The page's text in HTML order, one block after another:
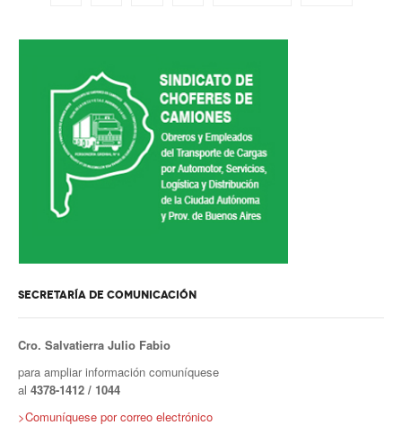
SECRETARÍA DE COMUNICACIÓN
Cro. Salvatierra Julio Fabio
para ampliar información comuníquese
al 4378-1412 / 1044
>Comuníquese por correo electrónico